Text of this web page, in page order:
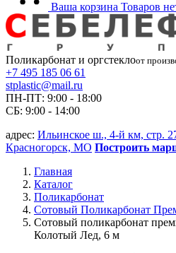
Ваша корзина Товаров
Поликарбонат и оргстеклоот
+7 495 185 06 61
stplastic@mail.ru
ПН-ПТ: 9:00 - 18:00
СБ: 9:00 - 14:00
адрес: Ильинское ш., 4-й км, стр.
Красногорск, МО Построить
Главная
Каталог
Поликарбонат
Сотовый Поликарбонат
Сотовый поликарбонат
Колотый Лед, 6 м